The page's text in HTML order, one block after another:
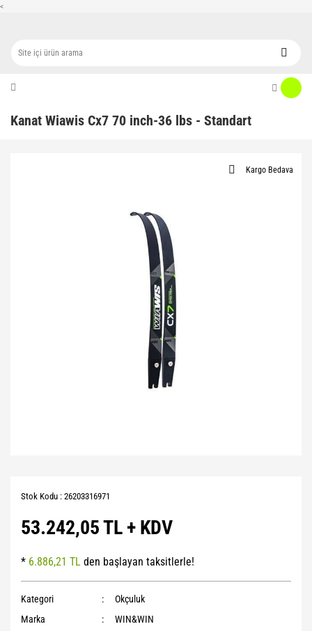
<
Kanat Wiawis Cx7 70 inch-36 lbs - Standart
Kargo Bedava
Stok Kodu : 26203316971
53.242,05 TL + KDV
* 6.886,21 TL den başlayan taksitlerle!
Kategori
Okçuluk
Marka
WIN&WIN